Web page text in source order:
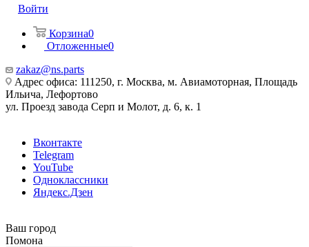
Войти
Корзина0
Отложенные0
zakaz@ns.parts
Адрес офиса: 111250, г. Москва, м. Авиамоторная, Площадь
Ильича, Лефортово
ул. Проезд завода Серп и Молот, д. 6, к. 1
Вконтакте
Telegram
YouTube
Одноклассники
Яндекс.Дзен
Ваш город
Помона